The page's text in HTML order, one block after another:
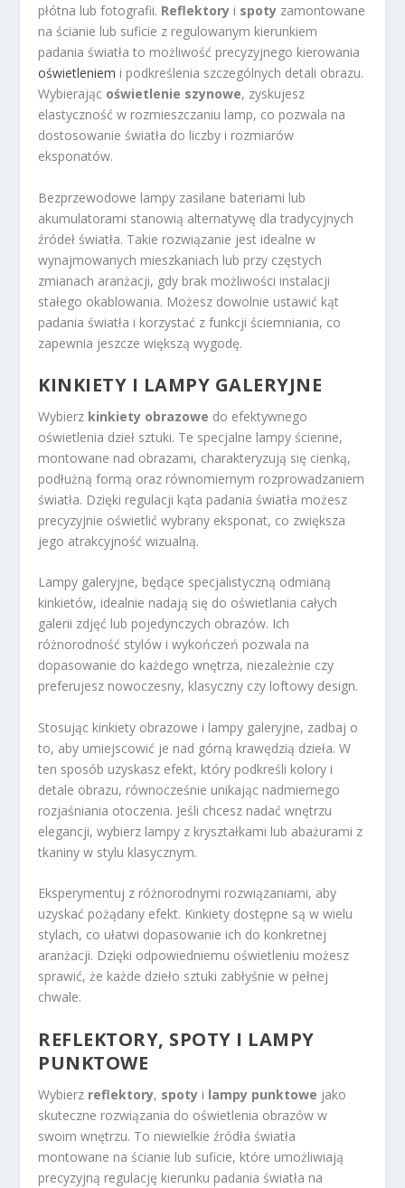
płótna lub fotografii. Reflektory i spoty zamontowane
na ścianie lub suficie z regulowanym kierunkiem
padania światła to możliwość precyzyjnego kierowania
oświetleniem i podkreślenia szczególnych detali obrazu.
Wybierając oświetlenie szynowe, zyskujesz
elastyczność w rozmieszczaniu lamp, co pozwala na
dostosowanie światła do liczby i rozmiarów
eksponatów.
Bezprzewodowe lampy zasilane bateriami lub
akumulatorami stanowią alternatywę dla tradycyjnych
źródeł światła. Takie rozwiązanie jest idealne w
wynajmowanych mieszkaniach lub przy częstych
zmianach aranżacji, gdy brak możliwości instalacji
stałego okablowania. Możesz dowolnie ustawić kąt
padania światła i korzystać z funkcji ściemniania, co
zapewnia jeszcze większą wygodę.
KINKIETY I LAMPY GALERYJNE
Wybierz kinkiety obrazowe do efektywnego
oświetlenia dzieł sztuki. Te specjalne lampy ścienne,
montowane nad obrazami, charakteryzują się cienką,
podłużną formą oraz równomiernym rozprowadzaniem
światła. Dzięki regulacji kąta padania światła możesz
precyzyjnie oświetlić wybrany eksponat, co zwiększa
jego atrakcyjność wizualną.
Lampy galeryjne, będące specjalistyczną odmianą
kinkietów, idealnie nadają się do oświetlania całych
galerii zdjęć lub pojedynczych obrazów. Ich
różnorodność stylów i wykończeń pozwala na
dopasowanie do każdego wnętrza, niezależnie czy
preferujesz nowoczesny, klasyczny czy loftowy design.
Stosując kinkiety obrazowe i lampy galeryjne, zadbaj o
to, aby umiejscowić je nad górną krawędzią dzieła. W
ten sposób uzyskasz efekt, który podkreśli kolory i
detale obrazu, równocześnie unikając nadmiernego
rozjaśniania otoczenia. Jeśli chcesz nadać wnętrzu
elegancji, wybierz lampy z kryształkami lub abażurami z
tkaniny w stylu klasycznym.
Eksperymentuj z różnorodnymi rozwiązaniami, aby
uzyskać pożądany efekt. Kinkiety dostępne są w wielu
stylach, co ułatwi dopasowanie ich do konkretnej
aranżacji. Dzięki odpowiedniemu oświetleniu możesz
sprawić, że każde dzieło sztuki zabłyśnie w pełnej
chwale.
REFLEKTORY, SPOTY I LAMPY
PUNKTOWE
Wybierz reflektory, spoty i lampy punktowe jako
skuteczne rozwiązania do oświetlenia obrazów w
swoim wnętrzu. To niewielkie źródła światła
montowane na ścianie lub suficie, które umożliwiają
precyzyjną regulację kierunku padania światła na